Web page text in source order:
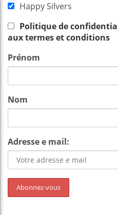
Happy Silvers
Politique de
aux termes et conditions
Prénom
Nom
Adresse e mail: